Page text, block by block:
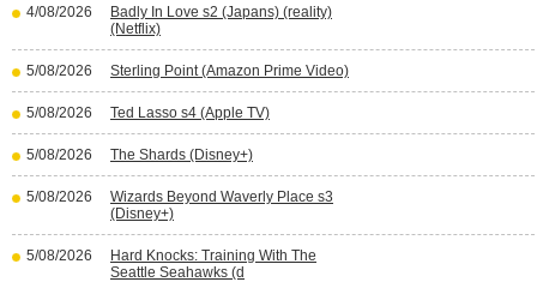
4/08/2026
Badly In Love s2 (Japans) (reality)
(Netflix)
5/08/2026 Sterling Point (Amazon Prime Video)
5/08/2026 Ted Lasso s4 (Apple TV)
5/08/2026 The Shards (Disney+)
5/08/2026
Wizards Beyond Waverly Place s3
(Disney+)
5/08/2026
Hard Knocks: Training With The
Seattle Seahawks (d